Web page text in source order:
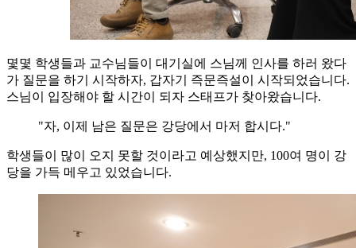
몇몇 학생들과 교수님들이 대기실에 스님께 인사를 하러 왔다
가 질문을 하기 시작하자, 갑자기 즉문즉설이 시작되었습니다.
스님이 입장해야 할 시간이 되자 스태프가 찾아왔습니다.
"자, 이제 남은 질문은 강당에서 마저 합시다."
학생들이 많이 오지 못할 것이라고 예상했지만, 100여 명이 강
당을 가득 메우고 있었습니다.